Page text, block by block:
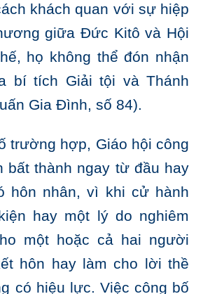
khách quan với sự hiệp
giữa Đức Kitô và Hội
họ không thể đón nhận
bí tích Giải tội và Thánh
Gia Đình, số 84).
trường hợp, Giáo hội công
bất thành ngay từ đầu hay
hôn nhân, vì khi cử hành
hay một lý do nghiêm
một hoặc cả hai người
hôn hay làm cho lời thề
có hiệu lực. Việc công bố